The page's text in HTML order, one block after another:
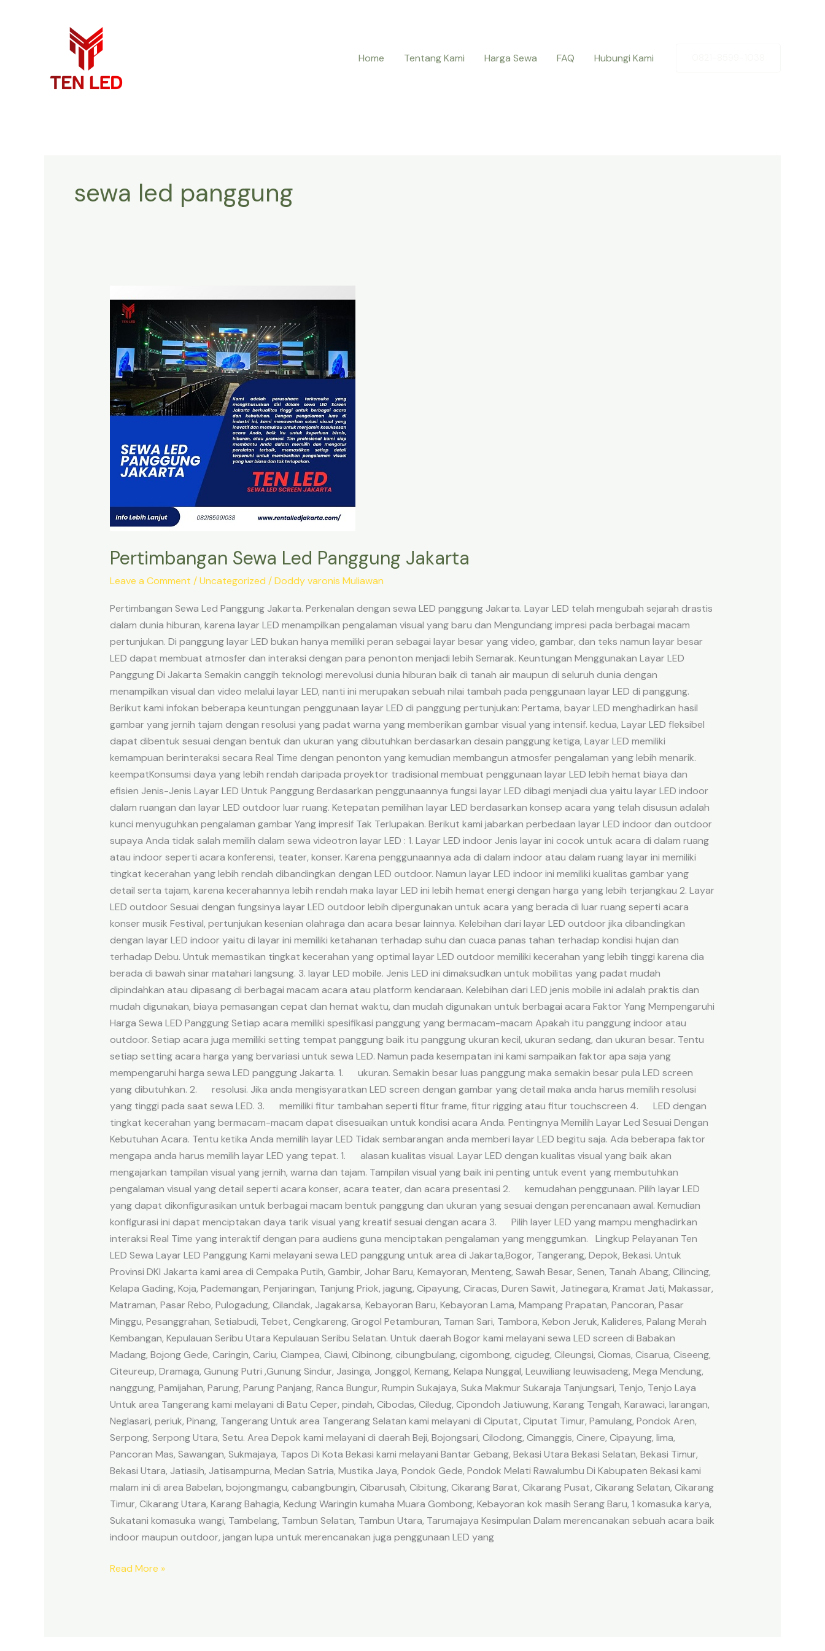
Home
Tentang Kami Harga Sewa FAQ Hubungi Kami
sewa led panggung
Pertimbangan Sewa Led Panggung Jakarta
Leave a Comment /Uncategorized /Doddy varonis Muliawan
Pertimbangan Sewa Led Panggung Jakarta. Perkenalan dengan sewa LED panggung Jakarta. Layar LED telah mengubah sejarah drastis
dalam dunia hiburan, karena layar LED menampilkan pengalaman visual yang baru dan Mengundang impresi pada berbagai macam
pertunjukan. Di panggung layar LED bukan hanya memiliki peran sebagai layar besar yang video, gambar, dan teks namun layar besar
LED dapat membuat atmosfer dan interaksi dengan para penonton menjadi lebih Semarak. Keuntungan Menggunakan Layar LED
Panggung Di Jakarta Semakin canggih teknologi merevolusi dunia hiburan baik di tanah air maupun di seluruh dunia dengan
menampilkan visual dan video melalui layar LED, nanti ini merupakan sebuah nilai tambah pada penggunaan layar LED di panggung.
Berikut kami infokan beberapa keuntungan penggunaan layar LED di panggung pertunjukan: Pertama, bayar LED menghadirkan hasil
gambar yang jernih tajam dengan resolusi yang padat warna yang memberikan gambar visual yang intensif. kedua, Layar LED fleksibel
dapat dibentuk sesuai dengan bentuk dan ukuran yang dibutuhkan berdasarkan desain panggung ketiga, Layar LED memiliki
kemampuan berinteraksi secara Real Time dengan penonton yang kemudian membangun atmosfer pengalaman yang lebih menarik.
keempatKonsumsi daya yang lebih rendah daripada proyektor tradisional membuat penggunaan layar LED lebih hemat biaya dan
efisien Jenis-Jenis Layar LED Untuk Panggung Berdasarkan penggunaannya fungsi layar LED dibagi menjadi dua yaitu layar LED indoor
dalam ruangan dan layar LED outdoor luar ruang. Ketepatan pemilihan layar LED berdasarkan konsep acara yang telah disusun adalah
kunci menyuguhkan pengalaman gambar Yang impresif Tak Terlupakan. Berikut kami jabarkan perbedaan layar LED indoor dan outdoor
supaya Anda tidak salah memilih dalam sewa videotron layar LED : 1. Layar LED indoor Jenis layar ini cocok untuk acara di dalam ruang
atau indoor seperti acara konferensi, teater, konser. Karena penggunaannya ada di dalam indoor atau dalam ruang layar ini memiliki
tingkat kecerahan yang lebih rendah dibandingkan dengan LED outdoor. Namun layar LED indoor ini memiliki kualitas gambar yang
detail serta tajam, karena kecerahannya lebih rendah maka layar LED ini lebih hemat energi dengan harga yang lebih terjangkau 2. Layar
LED outdoor Sesuai dengan fungsinya layar LED outdoor lebih dipergunakan untuk acara yang berada di luar ruang seperti acara
konser musik Festival, pertunjukan kesenian olahraga dan acara besar lainnya. Kelebihan dari layar LED outdoor jika dibandingkan
dengan layar LED indoor yaitu di layar ini memiliki ketahanan terhadap suhu dan cuaca panas tahan terhadap kondisi hujan dan
terhadap Debu. Untuk memastikan tingkat kecerahan yang optimal layar LED outdoor memiliki kecerahan yang lebih tinggi karena dia
berada di bawah sinar matahari langsung. 3. layar LED mobile. Jenis LED ini dimaksudkan untuk mobilitas yang padat mudah
dipindahkan atau dipasang di berbagai macam acara atau platform kendaraan. Kelebihan dari LED jenis mobile ini adalah praktis dan
mudah digunakan, biaya pemasangan cepat dan hemat waktu, dan mudah digunakan untuk berbagai acara Faktor Yang Mempengaruhi
Harga Sewa LED Panggung Setiap acara memiliki spesifikasi panggung yang bermacam-macam Apakah itu panggung indoor atau
outdoor. Setiap acara juga memiliki setting tempat panggung baik itu panggung ukuran kecil, ukuran sedang, dan ukuran besar. Tentu
setiap setting acara harga yang bervariasi untuk sewa LED. Namun pada kesempatan ini kami sampaikan faktor apa saja yang
mempengaruhi harga sewa LED panggung Jakarta. 1. ukuran. Semakin besar luas panggung maka semakin besar pula LED screen
yang dibutuhkan. 2. resolusi. Jika anda mengisyaratkan LED screen dengan gambar yang detail maka anda harus memilih resolusi
yang tinggi pada saat sewa LED. 3. memiliki fitur tambahan seperti fitur frame, fitur rigging atau fitur touchscreen 4. LED dengan
tingkat kecerahan yang bermacam-macam dapat disesuaikan untuk kondisi acara Anda. Pentingnya Memilih Layar Led Sesuai Dengan
Kebutuhan Acara. Tentu ketika Anda memilih layar LED Tidak sembarangan anda memberi layar LED begitu saja. Ada beberapa faktor
mengapa anda harus memilih layar LED yang tepat. 1. alasan kualitas visual. Layar LED dengan kualitas visual yang baik akan
mengajarkan tampilan visual yang jernih, warna dan tajam. Tampilan visual yang baik ini penting untuk event yang membutuhkan
pengalaman visual yang detail seperti acara konser, acara teater, dan acara presentasi 2. kemudahan penggunaan. Pilih layar LED
yang dapat dikonfigurasikan untuk berbagai macam bentuk panggung dan ukuran yang sesuai dengan perencanaan awal. Kemudian
konfigurasi ini dapat menciptakan daya tarik visual yang kreatif sesuai dengan acara 3. Pilih layer LED yang mampu menghadirkan
interaksi Real Time yang interaktif dengan para audiens guna menciptakan pengalaman yang menggumkan. Lingkup Pelayanan Ten
LED Sewa Layar LED Panggung Kami melayani sewa LED panggung untuk area di Jakarta,Bogor, Tangerang, Depok, Bekasi. Untuk
Provinsi DKI Jakarta kami area di Cempaka Putih, Gambir, Johar Baru, Kemayoran, Menteng, Sawah Besar, Senen, Tanah Abang, Cilincing,
Kelapa Gading, Koja, Pademangan, Penjaringan, Tanjung Priok, jagung, Cipayung, Ciracas, Duren Sawit, Jatinegara, Kramat Jati, Makassar,
Matraman, Pasar Rebo, Pulogadung, Cilandak, Jagakarsa, Kebayoran Baru, Kebayoran Lama, Mampang Prapatan, Pancoran, Pasar
Minggu, Pesanggrahan, Setiabudi, Tebet, Cengkareng, Grogol Petamburan, Taman Sari, Tambora, Kebon Jeruk, Kalideres, Palang Merah
Kembangan, Kepulauan Seribu Utara Kepulauan Seribu Selatan. Untuk daerah Bogor kami melayani sewa LED screen di Babakan
Madang, Bojong Gede, Caringin, Cariu, Ciampea, Ciawi, Cibinong, cibungbulang, cigombong, cigudeg, Cileungsi, Ciomas, Cisarua, Ciseeng,
Citeureup, Dramaga, Gunung Putri ,Gunung Sindur, Jasinga, Jonggol, Kemang, Kelapa Nunggal, Leuwiliang leuwisadeng, Mega Mendung,
nanggung, Pamijahan, Parung, Parung Panjang, Ranca Bungur, Rumpin Sukajaya, Suka Makmur Sukaraja Tanjungsari, Tenjo, Tenjo Laya
Untuk area Tangerang kami melayani di Batu Ceper, pindah, Cibodas, Ciledug, Cipondoh Jatiuwung, Karang Tengah, Karawaci, larangan,
Neglasari, periuk, Pinang, Tangerang Untuk area Tangerang Selatan kami melayani di Ciputat, Ciputat Timur, Pamulang, Pondok Aren,
Serpong, Serpong Utara, Setu. Area Depok kami melayani di daerah Beji, Bojongsari, Cilodong, Cimanggis, Cinere, Cipayung, lima,
Pancoran Mas, Sawangan, Sukmajaya, Tapos Di Kota Bekasi kami melayani Bantar Gebang, Bekasi Utara Bekasi Selatan, Bekasi Timur,
Bekasi Utara, Jatiasih, Jatisampurna, Medan Satria, Mustika Jaya, Pondok Gede, Pondok Melati Rawalumbu Di Kabupaten Bekasi kami
malam ini di area Babelan, bojongmangu, cabangbungin, Cibarusah, Cibitung, Cikarang Barat, Cikarang Pusat, Cikarang Selatan, Cikarang
Timur, Cikarang Utara, Karang Bahagia, Kedung Waringin kumaha Muara Gombong, Kebayoran kok masih Serang Baru, 1 komasuka karya,
Sukatani komasuka wangi, Tambelang, Tambun Selatan, Tambun Utara, Tarumajaya Kesimpulan Dalam merencanakan sebuah acara baik
indoor maupun outdoor, jangan lupa untuk merencanakan juga penggunaan LED yang
Sewa
Led
Panggung
Jakarta
Read More »